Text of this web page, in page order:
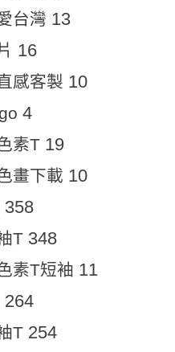
台灣 13
16
感客製 10
4
素T 19
畫下載 10
358
T 348
素T短袖 11
264
T 254